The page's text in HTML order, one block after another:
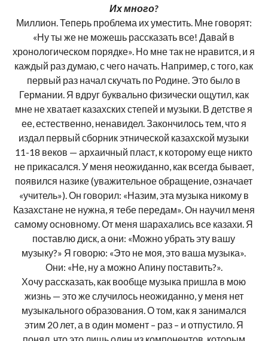
Их много?
Миллион. Теперь проблема их уместить. Мне говорят:
«Ну ты же не можешь рассказать все! Давай в
хронологическом порядке». Но мне так не нравится, и я
каждый раз думаю, с чего начать. Например, с того, как
первый раз начал скучать по Родине. Это было в
Германии. Я вдруг буквально физически ощутил, как
мне не хватает казахских степей и музыки. В детстве я
ее, естественно, ненавидел. Закончилось тем, что я
издал первый сборник этнической казахской музыки
11-18 веков — архаичный пласт, к которому еще никто
не прикасался. У меня неожиданно, как всегда бывает,
появился назике (уважительное обращение, означает
«учитель»). Он говорил: «Назим, эта музыка никому в
Казахстане не нужна, я тебе передам». Он научил меня
самому основному. От меня шарахались все казахи. Я
поставлю диск, а они: «Можно убрать эту вашу
музыку?» Я говорю: «Это не моя, это ваша музыка».
Они: «Не, ну а можно Апину поставить?».
Хочу рассказать, как вообще музыка пришла в мою
жизнь — это же случилось неожиданно, у меня нет
музыкального образования. О том, как я занимался
этим 20 лет, а в один момент – раз – и отпустило. Я
понял, что это лишь один из компонентов, которым